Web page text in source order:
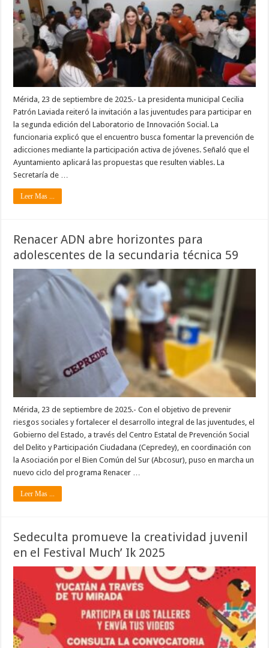
Mérida, 23 de septiembre de 2025.- La presidenta municipal Cecilia
Patrón Laviada reiteró la invitación a las juventudes para participar en
la segunda edición del Laboratorio de Innovación Social. La
funcionaria explicó que el encuentro busca fomentar la prevención de
adicciones mediante la participación activa de jóvenes. Señaló que el
Ayuntamiento aplicará las propuestas que resulten viables. La
Secretaría de …
Leer Mas ...
Renacer ADN abre horizontes para
adolescentes de la secundaria técnica 59
Mérida, 23 de septiembre de 2025.- Con el objetivo de prevenir
riesgos sociales y fortalecer el desarrollo integral de las juventudes, el
Gobierno del Estado, a través del Centro Estatal de Prevención Social
del Delito y Participación Ciudadana (Cepredey), en coordinación con
la Asociación por el Bien Común del Sur (Abcosur), puso en marcha un
nuevo ciclo del programa Renacer …
Leer Mas ...
Sedeculta promueve la creatividad juvenil
en el Festival Much’ Ik 2025